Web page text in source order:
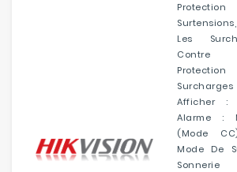
Les
Contre
Afficher :
Alarme :
(mode
Mode De